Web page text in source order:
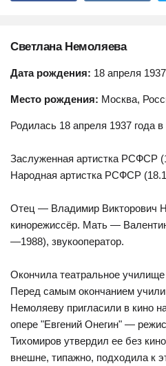
Светлана Немоляева
Дата рождения: 18 апреля 1937
Место рождения: Москва,
Родилась 18 апреля 1937 года
Заслуженная артистка РСФСР
Народная артистка РСФСР
Отец — Владимир Викторович
кинорежиссёр. Мать —
—1988), звукооператор.
Окончила театральное
Перед самым окончанием
Немоляеву пригласили в кино
опере "Евгений Онегин" —
Тихомиров утвердил ее без
внешне, типажно, подходила к